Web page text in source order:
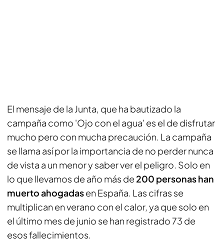
El mensaje de la Junta, que ha bautizado la
campaña como 'Ojo con el agua' es el de disfrutar
mucho pero con mucha precaución. La campaña
se llama así por la importancia de no perder nunca
de vista a un menor y saber ver el peligro. Solo en
lo que llevamos de año más de 200 personas han
muerto ahogadasen España. Las cifras se
multiplican en verano con el calor, ya que solo en
el último mes de junio se han registrado 73 de
esos fallecimientos.